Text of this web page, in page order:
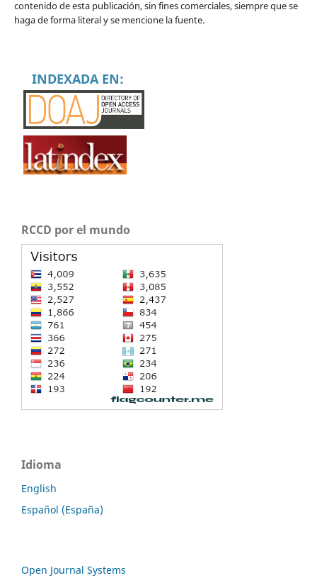
contenido de esta publicación, sin fines comerciales, siempre que se
haga de forma literal y se mencione la fuente.
INDEXADA EN:
RCCD por el mundo
Idioma
English
Español (España)
Open Journal Systems